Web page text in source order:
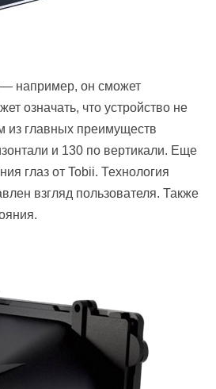
— например, он сможет
означать, что устройство не
из главных преимуществ
и 130 по вертикали. Еще
глаз от Tobii. Технология
взгляд пользователя. Также